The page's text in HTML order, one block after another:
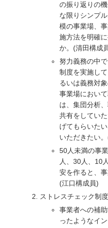
の振り返りの
な限りシンプ
模の事業場、
施方法を明確
か。(清田構成
努力義務の中
制度を実施し
るいは義務対
事業場におい
は、集団分析
共有をしてい
げてもらいた
いただきたい
50人未満の事
人、30人、10
安を作ると、
(江口構成員)
ストレスチェック制
事業者への補
ったようなイ